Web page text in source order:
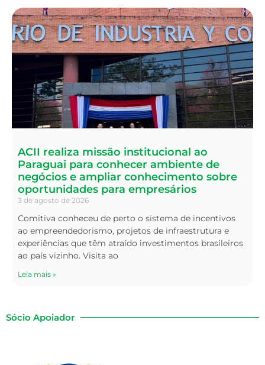
ACII realiza missão institucional ao
Paraguai para conhecer ambiente de
negócios e ampliar conhecimento sobre
oportunidades para empresários
3 de agosto de 2026
Comitiva conheceu de perto o sistema de incentivos
ao empreendedorismo, projetos de infraestrutura e
experiências que têm atraído investimentos brasileiros
ao país vizinho. Visita ao
Leia mais »
Sócio Apoiador